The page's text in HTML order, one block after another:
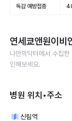
독감 예방접종
연세쿄앤원이비
나만의닥터에서 수집한
인해보세요.
병원 위치•주소
신림역